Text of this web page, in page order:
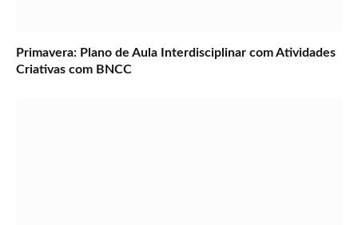
Primavera: Plano de Aula Interdisciplinar com Atividades
Criativas com BNCC